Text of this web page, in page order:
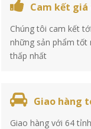
Cam kết
Chúng tôi cam kết
những sản phẩm tốt
thấp nhất
Giao hàng
Giao hàng với 64